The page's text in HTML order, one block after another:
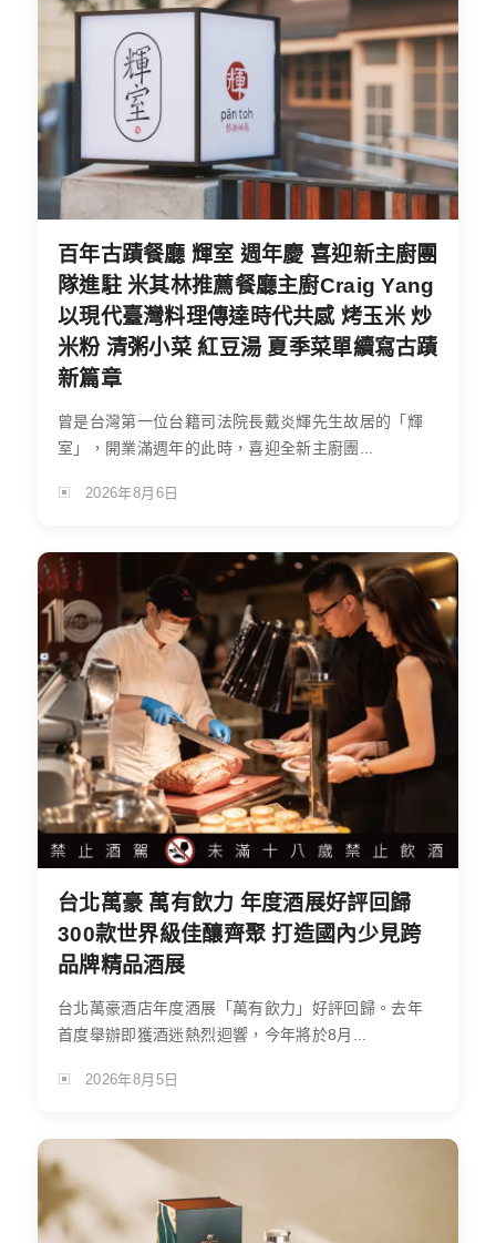
百年古蹟餐廳 輝室 週年慶 喜迎新主廚團
隊進駐 米其林推薦餐廳主廚Craig Yang
以現代臺灣料理傳達時代共感 烤玉米 炒
米粉 清粥小菜 紅豆湯 夏季菜單續寫古蹟
新篇章
曾是台灣第一位台籍司法院長戴炎輝先生故居的「輝
室」，開業滿週年的此時，喜迎全新主廚團...
2026年8月6日
台北萬豪 萬有飲力 年度酒展好評回歸
300款世界級佳釀齊聚 打造國內少見跨
品牌精品酒展
台北萬豪酒店年度酒展「萬有飲力」好評回歸。去年
首度舉辦即獲酒迷熱烈迴響，今年將於8月...
2026年8月5日